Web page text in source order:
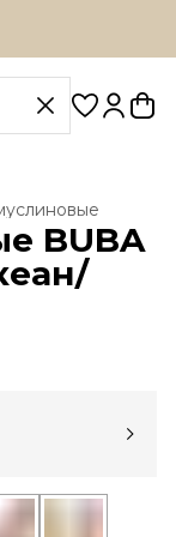
BUBA